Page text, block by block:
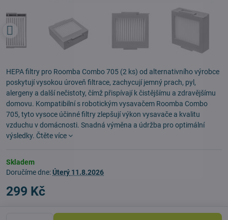
HEPA filtry pro Roomba Combo 705 (2 ks) od alternativního výrobce
poskytují vysokou úroveň filtrace, zachycují jemný prach, pyl,
alergeny a další nečistoty, čímž přispívají k čistějšímu a zdravějšímu
domovu. Kompatibilní s robotickým vysavačem Roomba Combo
705, tyto vysoce účinné filtry zlepšují výkon vysavače a kvalitu
vzduchu v domácnosti. Snadná výměna a údržba pro optimální
výsledky. Čtěte více
Skladem
Doručíme dne:Úterý 11.8.2026
299 Kč